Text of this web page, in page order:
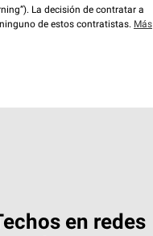
La decisión de contratar a
de estos contratistas. Más
en redes